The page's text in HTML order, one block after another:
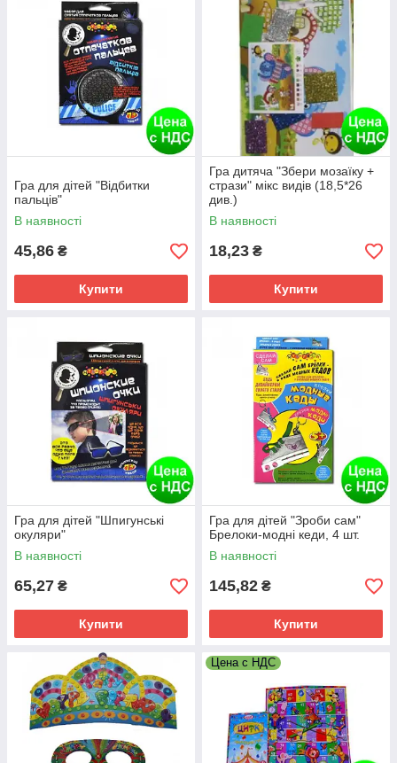
Гра для дітей "Відбитки
пальців"
В наявності
45,86 ₴
Купити
Гра дитяча "Збери мозаїку +
стрази" мікс видів (18,5*26
див.)
В наявності
18,23 ₴
Купити
Гра для дітей "Шпигунські
окуляри"
В наявності
65,27 ₴
Купити
Гра для дітей "Зроби сам"
Брелоки-модні кеди, 4 шт.
В наявності
145,82 ₴
Купити
Цена с НДС